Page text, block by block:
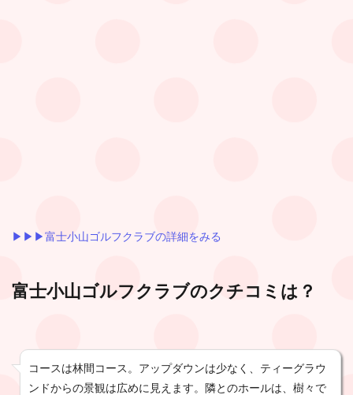
▶︎▶︎▶︎富士小山ゴルフクラブの詳細をみる
富士小山ゴルフクラブのクチコミは？
コースは林間コース。アップダウンは少なく、ティーグラウ
ンドからの景観は広めに見えます。隣とのホールは、樹々で